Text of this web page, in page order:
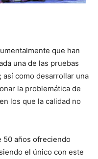
que han
una de las pruebas
como desarrollar una
la problemática de
los que la calidad no
50 años ofreciendo
el único con este